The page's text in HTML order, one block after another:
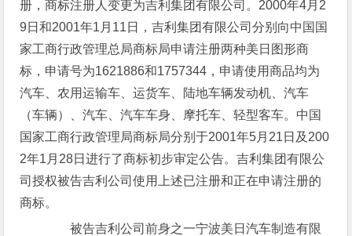
册，商标注册人变更为吉利集团有限公司。2000年4月2
9日和2001年1月11日，吉利集团有限公司分别向中国国
家工商行政管理总局商标局申请注册两种美日图形商
标，申请号为1621886和1757344，申请使用商品均为
汽车、农用运输车、运货车、陆地车辆发动机、汽车
（车辆）、汽车、汽车车身、摩托车、轻型客车。中国
国家工商行政管理局商标局分别于2001年5月21日及200
2年1月28日进行了商标初步审定公告。吉利集团有限公
司授权被告吉利公司使用上述已注册和正在申请注册的
商标。
被告吉利公司前身之一宁波美日汽车制造有限